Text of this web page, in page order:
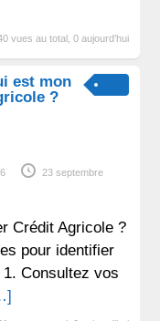
vues au total, 0 aujourd'hui
est mon
?
23 septembre
Crédit Agricole ?
pour identifier
Consultez vos